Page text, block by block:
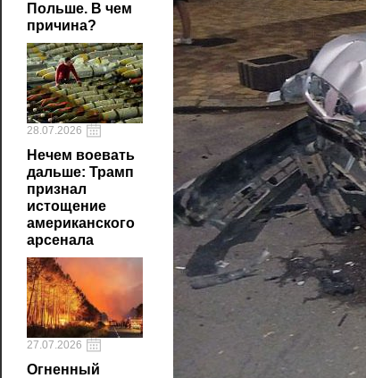
Польше. В чем
причина?
28.07.2026
Нечем воевать
дальше: Трамп
признал
истощение
американского
арсенала
27.07.2026
Огненный